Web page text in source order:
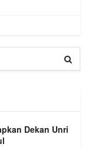
Dekan Unri